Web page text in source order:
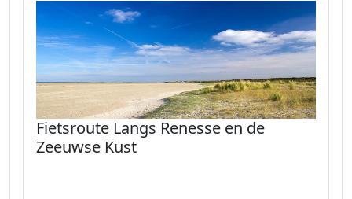
Fietsroute Langs Renesse en de
Zeeuwse Kust